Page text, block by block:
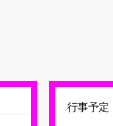
行事予定